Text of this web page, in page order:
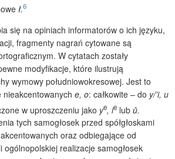
ł.6
się na opiniach informatorów o ich języku,
fragmenty nagrań cytowane są
W cytatach zostały
modyfikacje, które ilustrują
wymowy południowokresowej. Jest to
nieakcentowanych e, o: całkowite – do y/’i, u
w uproszczeniu jako ye, ie lub ů.
tych samogłosek przed spółgłoskami
oraz odbiegające od
realizacje samogłosek